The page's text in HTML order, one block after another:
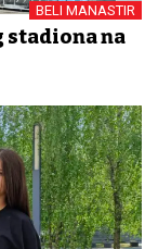
BELI MANASTIR
na